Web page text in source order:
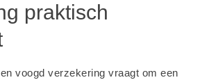
praktisch
voogd verzekering vraagt om een